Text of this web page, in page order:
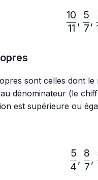
11
10
,
7
5
,
sont celles dont
dénominateur (le
est supérieure ou
4
5
,
7
8
,